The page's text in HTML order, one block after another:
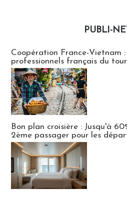
PUBLI-
Coopération France-Vietnam
professionnels français du
Bon plan croisière : Jusqu'à
2ème passager pour les